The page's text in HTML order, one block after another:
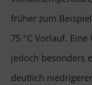
früher zum
75 °C Vorlauf.
jedoch besonders
deutlich